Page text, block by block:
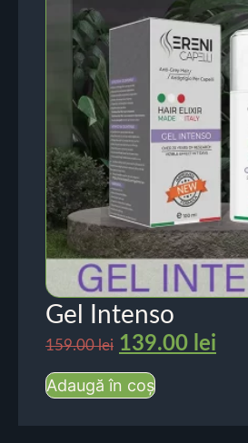
Gel Intenso
159.00lei 139.00 lei
Adaugă în coș